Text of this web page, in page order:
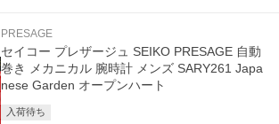
PRESAGE
セイコー プレザージュ SEIKO PRESAGE 自動
巻き メカニカル 腕時計 メンズ SARY261 Japa
nese Garden オープンハート
入荷待ち